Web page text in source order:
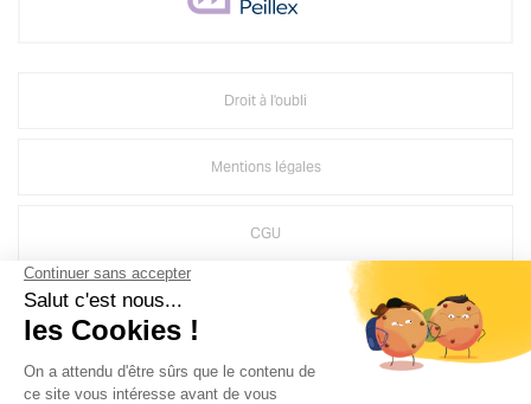
Droit à l'oubli
Mentions légales
CGU
Politique d'utilisation des médias sociaux de Groupe MAINE
Crédits Agence de communication